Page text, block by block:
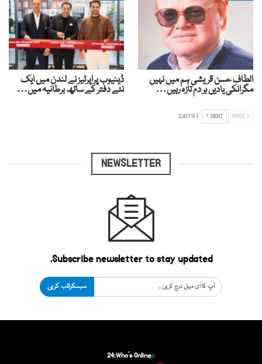
الطاف حسن قریشی ہم میں نہیں
مگرانکی یادیں ہر دم تازہ رہیں…
ڈینیوب پراپرٹیز نے لندن میں ایک
نئے دفتر کے ساتھ برطانیہ میں…
NEXT 1 کا 2,817
NEWSLETTER
Subscribe newsletter to stay updated.
سبسکرائب کریں
Who's Online:
24